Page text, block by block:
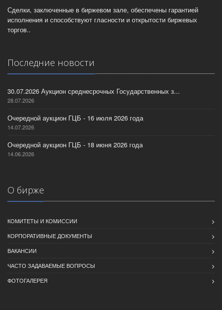
Сделки, заключенные в биржевом зале, обеспечены гарантией
исполнения и способствуют гласности и открытости биржевых
торгов..
Последние новости
30.07.2026 Аукцион среднесрочных Государственных з...
28.07.2026
Очередной аукцион ГЦБ - 16 июля 2026 года
14.07.2026
Очередной аукцион ГЦБ - 18 июня 2026 года
14.06.2026
О бирже
КОМИТЕТЫ И КОМИССИИ
КОРПОРАТИВНЫЕ ДОКУМЕНТЫ
ВАКАНСИИ
ЧАСТО ЗАДАВАЕМЫЕ ВОПРОСЫ
ФОТОГАЛЕРЕЯ